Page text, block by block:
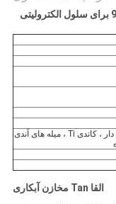
مخزن PP با ضخامت 900x400x900mm 12mm برای سلول الکترولیتی
سبد PP ، سبد SUS304 ، ورق PP سوراخ دار ، کاتدی Ti ، میله های آندی
القا Tan مخازن آبکاری